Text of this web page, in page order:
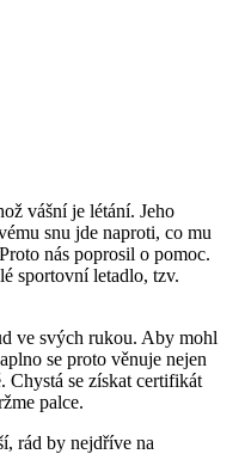
vášní je létání. Jeho
snu jde naproti, co mu
nás poprosil o pomoc.
sportovní letadlo, tzv.
ve svých rukou. Aby mohl
se proto věnuje nejen
Chystá se získat certifikát
palce.
rád by nejdříve na